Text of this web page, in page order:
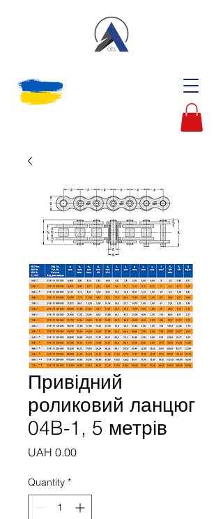
Привідний
роликовий ланцюг
04B-1, 5 метрів
UAH 0.00Price
Quantity *